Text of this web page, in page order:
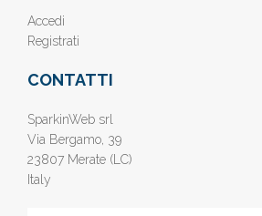
Accedi
Registrati
CONTATTI
SparkinWeb srl
Via Bergamo, 39
23807 Merate (LC)
Italy